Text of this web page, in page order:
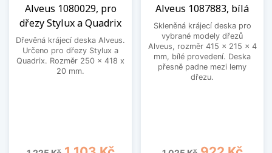
Alveus 1080029, pro
dřezy Stylux a Quadrix
Dřevěná krájecí deska Alveus.
Určeno pro dřezy Stylux a
Quadrix. Rozměr 250 x 418 x
20 mm.
Běžná cena
Cena
Alveus 1087883, bílá
Skleněná krájecí deska pro
vybrané modely dřezů
Alveus, rozměr 415 x 215 x 4
mm, bílé provedení. Deska
přesně padne mezi lemy
dřezu.
Běžná cena
Cena